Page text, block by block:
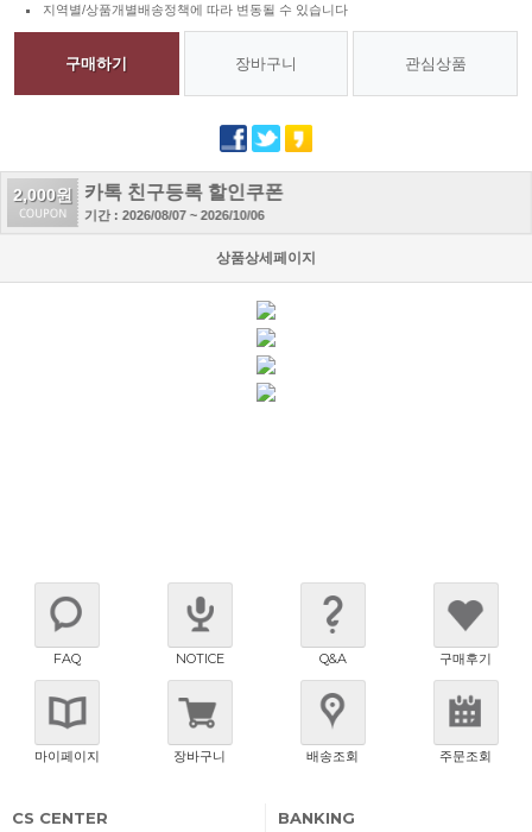
지역별/상품개별배송정책에 따라 변동될 수 있습니다
구매하기 장바구니 관심상품
2,000원 카톡 친구등록 할인쿠폰
기간 : 2026/08/07 ~ 2026/10/06
상품상세페이지
FAQ NOTICE Q&A 구매후기
마이페이지 장바구니 배송조회 주문조회
CS CENTER BANKING